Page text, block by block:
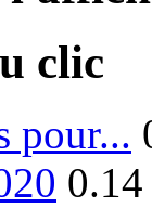
clic
pour...